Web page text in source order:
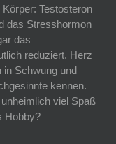
Testosteron
das Stresshormon
das
reduziert. Herz
in Schwung und
kennen.
viel Spaß
Hobby?